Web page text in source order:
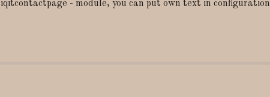
iqitcontactpage - module, you can put own text in configuration